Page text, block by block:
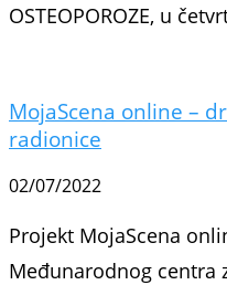
OSTEOPOROZE, u
MojaScena online –
radionice
02/07/2022
Projekt MojaScena
Međunarodnog centra